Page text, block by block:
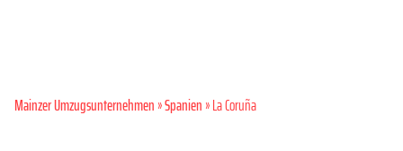
Mainzer Umzugsunternehmen»Spanien» La Coruña